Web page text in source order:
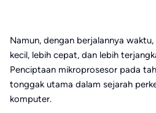
Namun, dengan berjalannya
kecil, lebih cepat, dan lebih
Penciptaan mikroprosesor pada
tonggak utama dalam sejarah
komputer.